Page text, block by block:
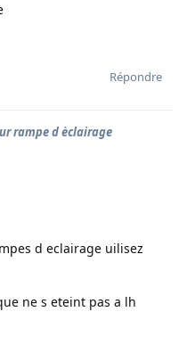
Répondre
rampe d èclairage
d eclairage uilisez
ne s eteint pas a lh